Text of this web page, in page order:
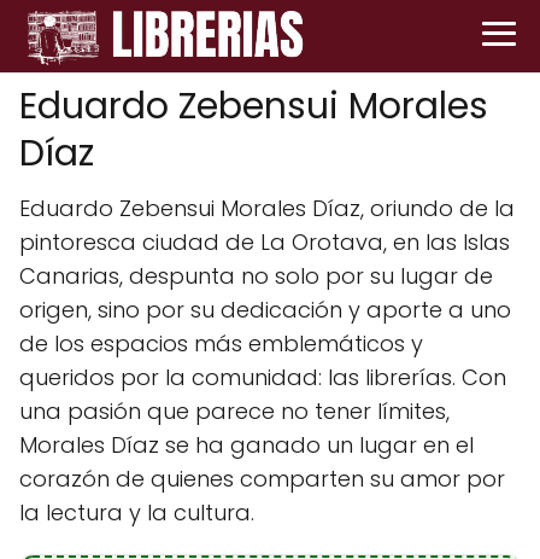
Eduardo Zebensui Morales
Díaz
Eduardo Zebensui Morales Díaz, oriundo de la
pintoresca ciudad de La Orotava, en las Islas
Canarias, despunta no solo por su lugar de
origen, sino por su dedicación y aporte a uno
de los espacios más emblemáticos y
queridos por la comunidad: las librerías. Con
una pasión que parece no tener límites,
Morales Díaz se ha ganado un lugar en el
corazón de quienes comparten su amor por
la lectura y la cultura.